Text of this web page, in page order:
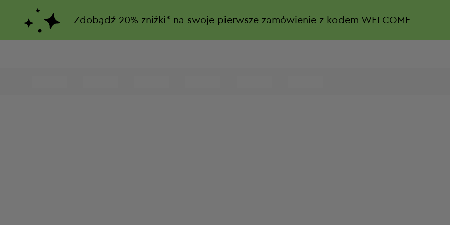
Zdobądź 20% zniżki* na swoje pierwsze zamówienie z kodem WELCOME